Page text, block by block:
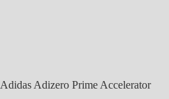
Adidas Adizero Prime Accelerator